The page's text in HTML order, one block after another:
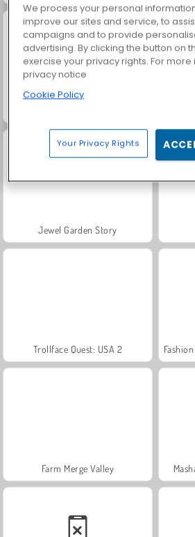
Jewel Garden Story
Trollface Quest: USA 2
Farm Merge Valley
We process your personal
improve our sites and service, to
campaigns and to provide
advertising. By clicking the button on
exercise your privacy rights. For
privacy notice
Cookie Policy
Your Privacy Rights